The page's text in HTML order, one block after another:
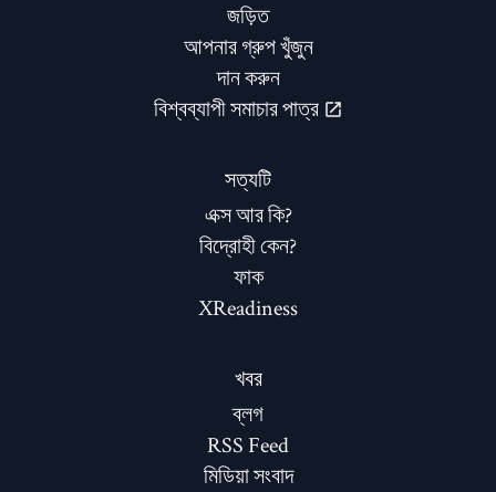
জড়িত
আপনার গ্রুপ খুঁজুন
দান করুন
বিশ্বব্যাপী সমাচার পাত্র
সত্যটি
এক্স আর কি?
বিদ্রোহী কেন?
ফাক
XReadiness
খবর
ব্লগ
RSS Feed
মিডিয়া সংবাদ